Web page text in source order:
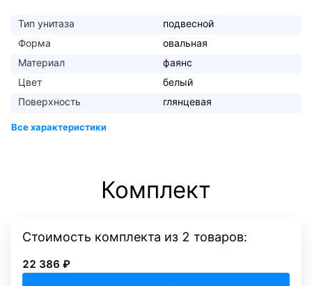
Тип унитаза
подвесной
Форма
овальная
Материал
фаянс
Цвет
белый
Поверхность
глянцевая
Комплект
Стоимость комплекта из 2 товаров:
22 386 ₽